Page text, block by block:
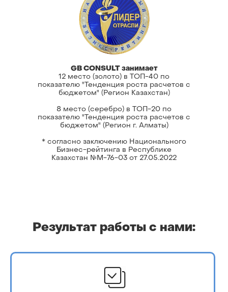
GB CONSULT занимает
12 место (золото) в ТОП-40 по
показателю "Тенденция роста расчетов с
бюджетом" (Регион Казахстан)
8 место (серебро) в ТОП-20 по
показателю "Тенденция роста расчетов с
бюджетом" (Регион г. Алматы)
* согласно заключению Национального
Бизнес-рейтинга в Республике
Казахстан №М-76-03 от 27.05.2022
Результат работы с нами: